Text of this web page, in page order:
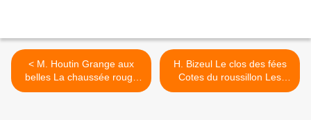
< M. Houtin Grange aux
belles La chaussée rouge
2005
H. Bizeul Le clos des fées
Cotes du roussillon Les
Sorcières 2005 >